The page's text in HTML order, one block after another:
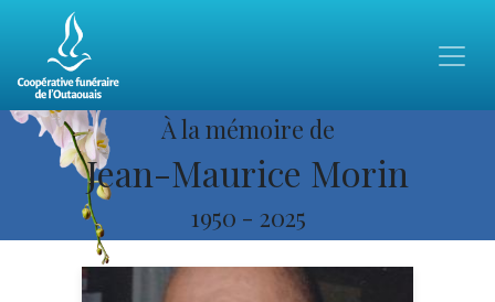
À la mémoire de
Jean-Maurice Morin
1950 - 2025